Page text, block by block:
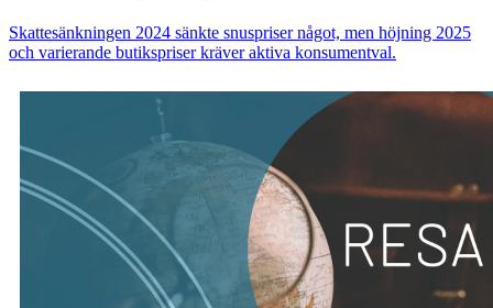
Skattesänkningen 2024 sänkte snuspriser något, men höjning 2025
och varierande butikspriser kräver aktiva konsumentval.